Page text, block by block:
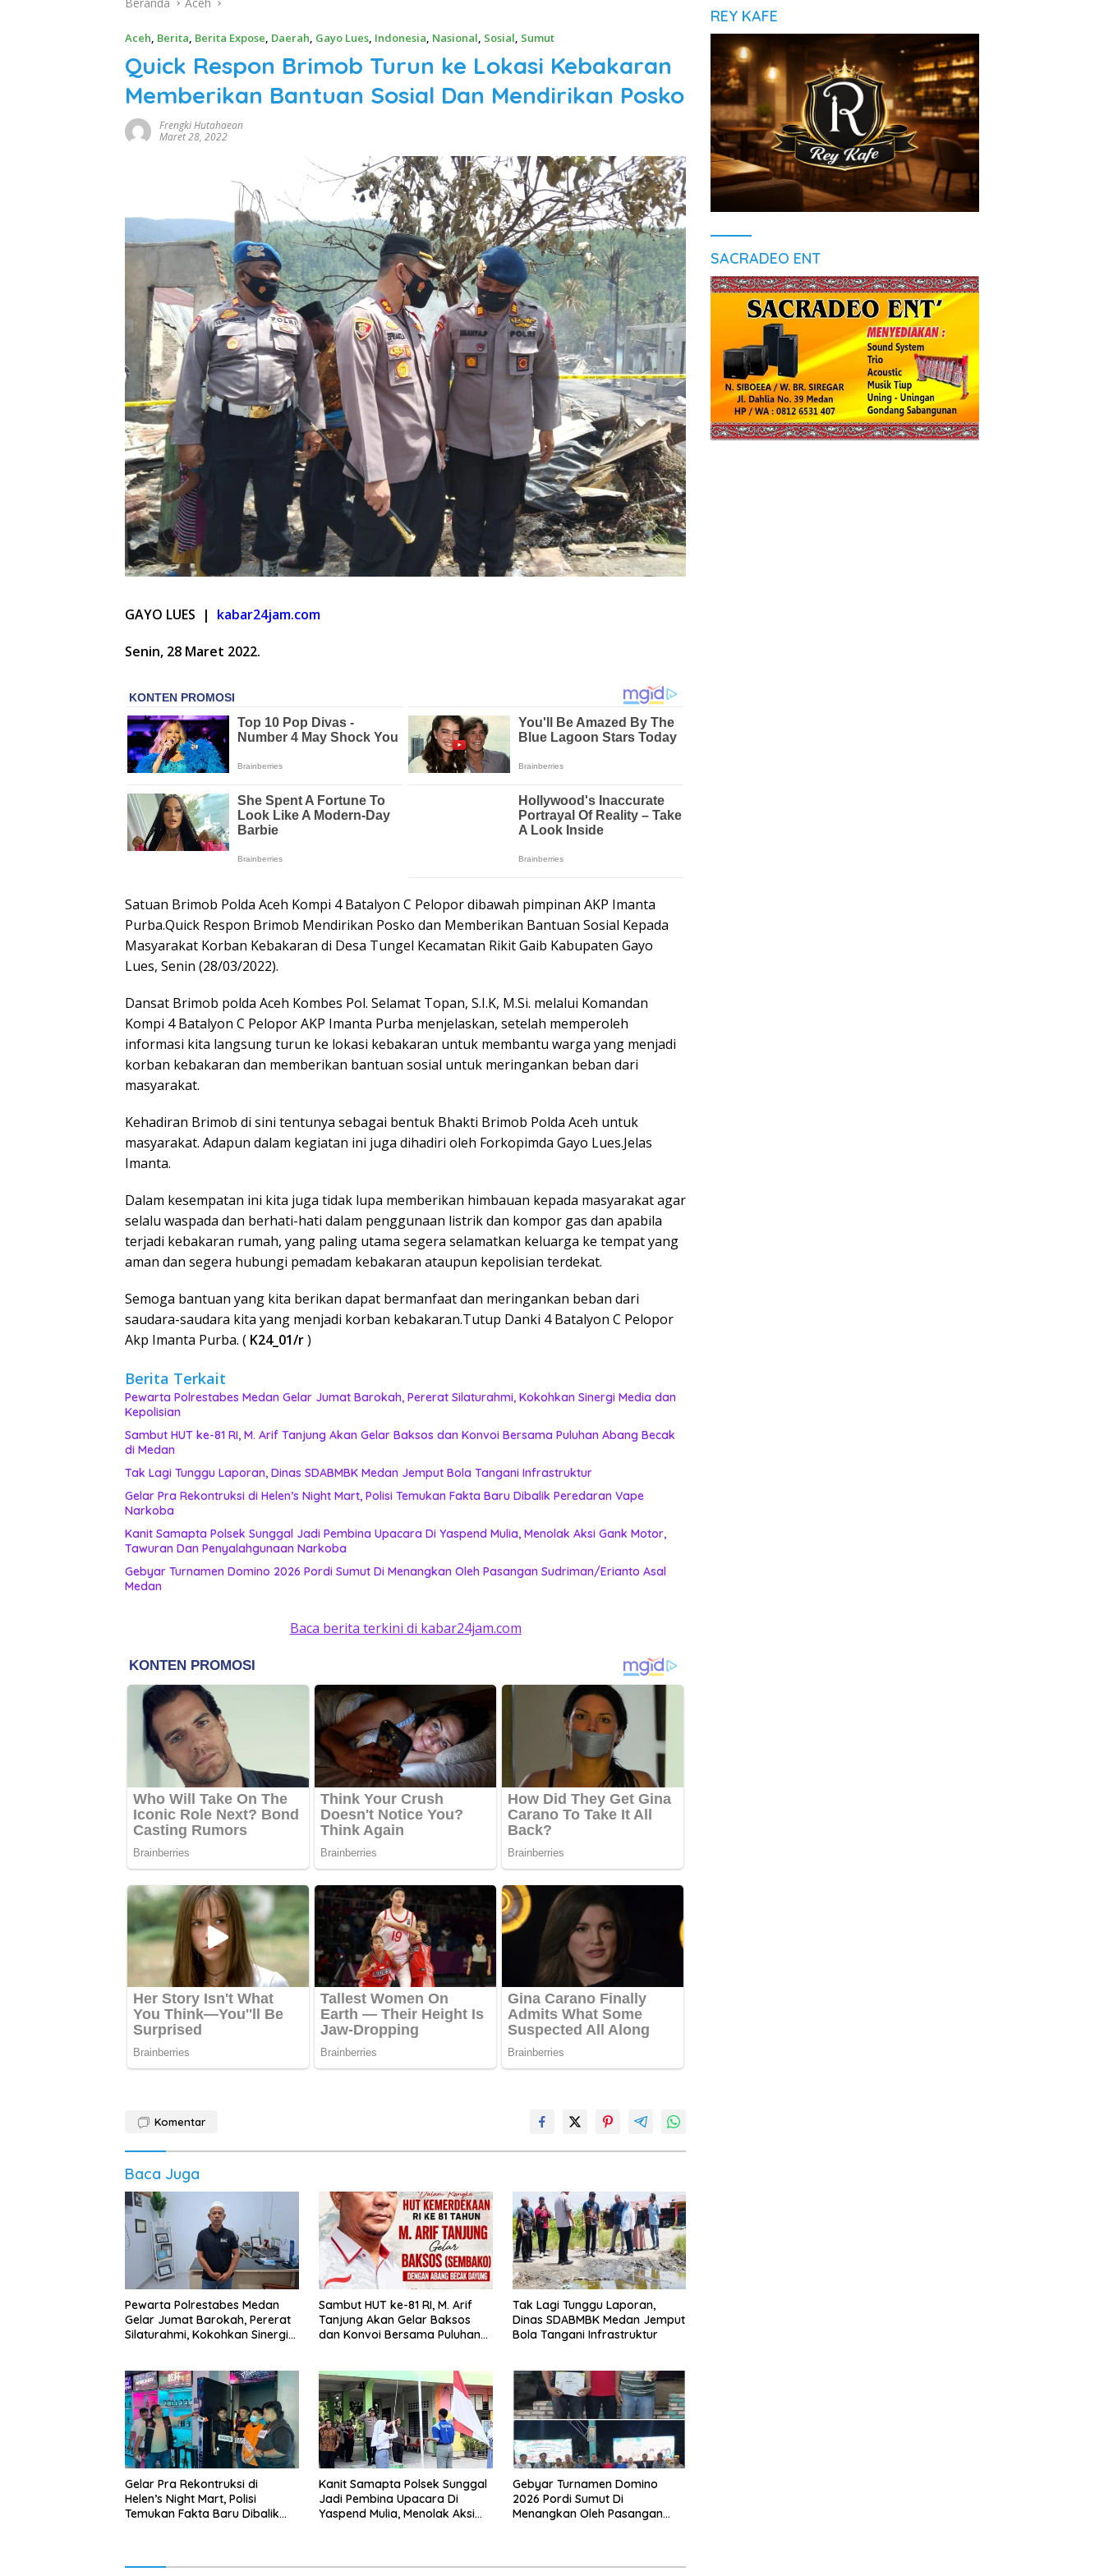
Aceh, Berita, Berita Expose, Daerah, Gayo Lues, Indonesia, Nasional, Sosial, Sumut
Quick Respon Brimob Turun ke Lokasi Kebakaran
Memberikan Bantuan Sosial Dan Mendirikan Posko
Frengki Hutahaean
Maret 28, 2022
GAYO LUES | kabar24jam.com
Senin, 28 Maret 2022.
Satuan Brimob Polda Aceh Kompi 4 Batalyon C Pelopor dibawah pimpinan AKP Imanta
Purba.Quick Respon Brimob Mendirikan Posko dan Memberikan Bantuan Sosial Kepada
Masyarakat Korban Kebakaran di Desa Tungel Kecamatan Rikit Gaib Kabupaten Gayo
Lues, Senin (28/03/2022).
Dansat Brimob polda Aceh Kombes Pol. Selamat Topan, S.I.K, M.Si. melalui Komandan
Kompi 4 Batalyon C Pelopor AKP Imanta Purba menjelaskan, setelah memperoleh
informasi kita langsung turun ke lokasi kebakaran untuk membantu warga yang menjadi
korban kebakaran dan memberikan bantuan sosial untuk meringankan beban dari
masyarakat.
Kehadiran Brimob di sini tentunya sebagai bentuk Bhakti Brimob Polda Aceh untuk
masyarakat. Adapun dalam kegiatan ini juga dihadiri oleh Forkopimda Gayo Lues.Jelas
Imanta.
Dalam kesempatan ini kita juga tidak lupa memberikan himbauan kepada masyarakat agar
selalu waspada dan berhati-hati dalam penggunaan listrik dan kompor gas dan apabila
terjadi kebakaran rumah, yang paling utama segera selamatkan keluarga ke tempat yang
aman dan segera hubungi pemadam kebakaran ataupun kepolisian terdekat.
Semoga bantuan yang kita berikan dapat bermanfaat dan meringankan beban dari
saudara-saudara kita yang menjadi korban kebakaran.Tutup Danki 4 Batalyon C Pelopor
Akp Imanta Purba. ( K24_01/r)
Berita Terkait
Pewarta Polrestabes Medan Gelar Jumat Barokah, Pererat Silaturahmi, Kokohkan Sinergi Media dan
Kepolisian
‎Sambut HUT ke-81 RI, M. Arif Tanjung Akan Gelar Baksos dan Konvoi Bersama Puluhan Abang Becak
di Medan
Tak Lagi Tunggu Laporan, Dinas SDABMBK Medan Jemput Bola Tangani Infrastruktur
Gelar Pra Rekontruksi di Helen’s Night Mart, Polisi Temukan Fakta Baru Dibalik Peredaran Vape
Narkoba
Kanit Samapta Polsek Sunggal Jadi Pembina Upacara Di Yaspend Mulia, Menolak Aksi Gank Motor,
Tawuran Dan Penyalahgunaan Narkoba
Gebyar Turnamen Domino 2026 Pordi Sumut Di Menangkan Oleh Pasangan Sudriman/Erianto Asal
Medan
Baca berita terkini di kabar24jam.com
Komentar
Baca Juga
Pewarta Polrestabes Medan
Gelar Jumat Barokah, Pererat
Silaturahmi, Kokohkan Sinergi
‎Sambut HUT ke-81 RI, M. Arif
Tanjung Akan Gelar Baksos
dan Konvoi Bersama Puluhan
Tak Lagi Tunggu Laporan,
Dinas SDABMBK Medan Jemput
Bola Tangani Infrastruktur
Gelar Pra Rekontruksi di
Helen’s Night Mart, Polisi
Temukan Fakta Baru Dibalik
Kanit Samapta Polsek Sunggal
Jadi Pembina Upacara Di
Yaspend Mulia, Menolak Aksi
Gebyar Turnamen Domino
2026 Pordi Sumut Di
Menangkan Oleh Pasangan
REY KAFE
SACRADEO ENT